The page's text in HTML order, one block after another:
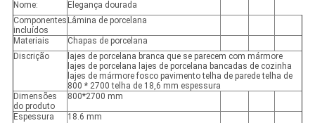
Nome:
Elegança dourada
Componentes
incluídos
Lâmina de porcelana
Materiais
Chapas de porcelana
Discrição
lajes de porcelana branca que se parecem com mármore
lajes de porcelana lajes de porcelana bancadas de cozinha
lajes de mármore fosco pavimento telha de parede telha de
800 * 2700 telha de 18,6 mm espessura
Dimensões
do produto
800*2700 mm
Espessura
18.6 mm